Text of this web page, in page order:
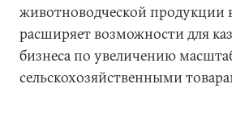
животноводческой продукции
расширяет возможности для
бизнеса по увеличению
сельскохозяйственными